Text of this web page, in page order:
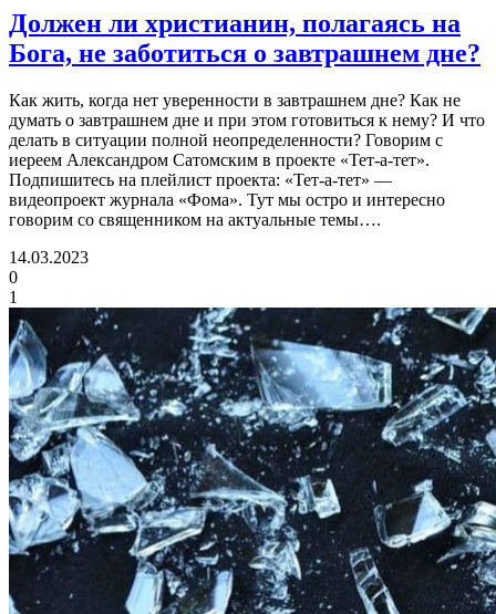
Должен ли христианин, полагаясь на
Бога, не заботиться о завтрашнем дне?
Как жить, когда нет уверенности в завтрашнем дне? Как не
думать о завтрашнем дне и при этом готовиться к нему? И что
делать в ситуации полной неопределенности? Говорим с
иереем Александром Сатомским в проекте «Тет-а-тет».
Подпишитесь на плейлист проекта: «Тет-а-тет» —
видеопроект журнала «Фома». Тут мы остро и интересно
говорим со священником на актуальные темы….
14.03.2023
0
1